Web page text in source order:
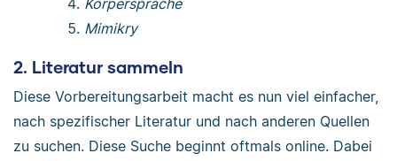
Mimikry
2. Literatur sammeln
Diese Vorbereitungsarbeit macht es nun viel einfacher,
nach spezifischer Literatur und nach anderen Quellen
zu suchen. Diese Suche beginnt oftmals online. Dabei